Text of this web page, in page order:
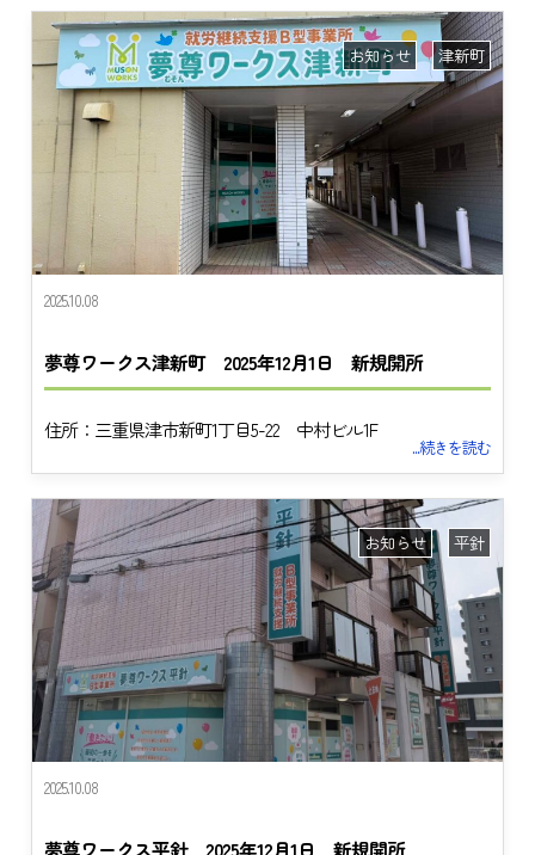
2025.10.08
夢尊ワークス津新町 2025年12月1日 新規開所
お知らせ 津新町
住所：三重県津市新町1丁目5-22 中村ビル1F
...続きを読む
2025.10.08
お知らせ 平針